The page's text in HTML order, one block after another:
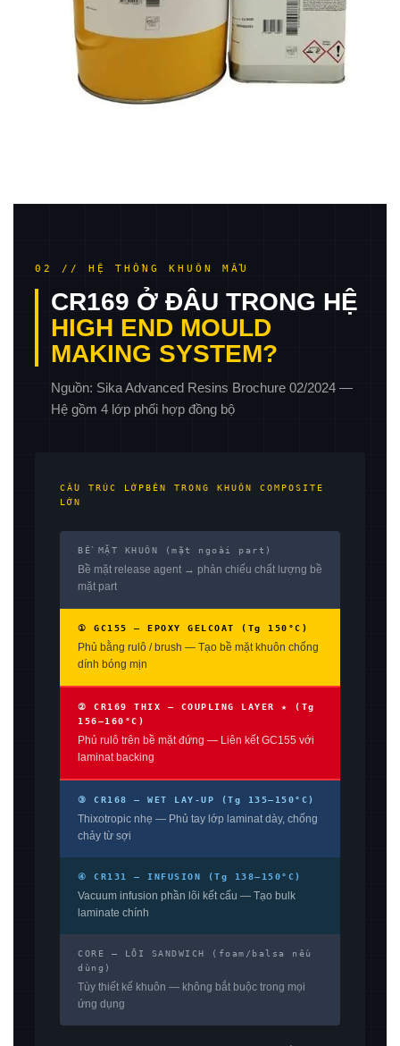
02 // HỆ THỐNG KHUÔN MẪU
CR169 Ở ĐÂU TRONG HỆ
HIGH END MOULD
MAKING SYSTEM?
Nguồn: Sika Advanced Resins Brochure 02/2024 —
Hệ gồm 4 lớp phối hợp đồng bộ
CẤU TRÚC LỚPBÊN TRONG KHUÔN COMPOSITE
LỚN
BỀ MẶT KHUÔN (mặt ngoài part)
Bề mặt release agent → phản chiếu chất lượng bề
mặt part
① GC155 — EPOXY GELCOAT (Tg 150°C)
Phủ bằng rulô / brush — Tạo bề mặt khuôn chống
dính bóng mịn
② CR169 THIX — COUPLING LAYER ★ (Tg
156–160°C)
Phủ rulô trên bề mặt đứng — Liên kết GC155 với
laminat backing
③ CR168 — WET LAY-UP (Tg 135–150°C)
Thixotropic nhẹ — Phủ tay lớp laminat dày, chống
chảy từ sợi
④ CR131 — INFUSION (Tg 138–150°C)
Vacuum infusion phần lõi kết cấu — Tạo bulk
laminate chính
CORE — LÕI SANDWICH (foam/balsa nếu
dùng)
Tùy thiết kế khuôn — không bắt buộc trong mọi
ứng dụng